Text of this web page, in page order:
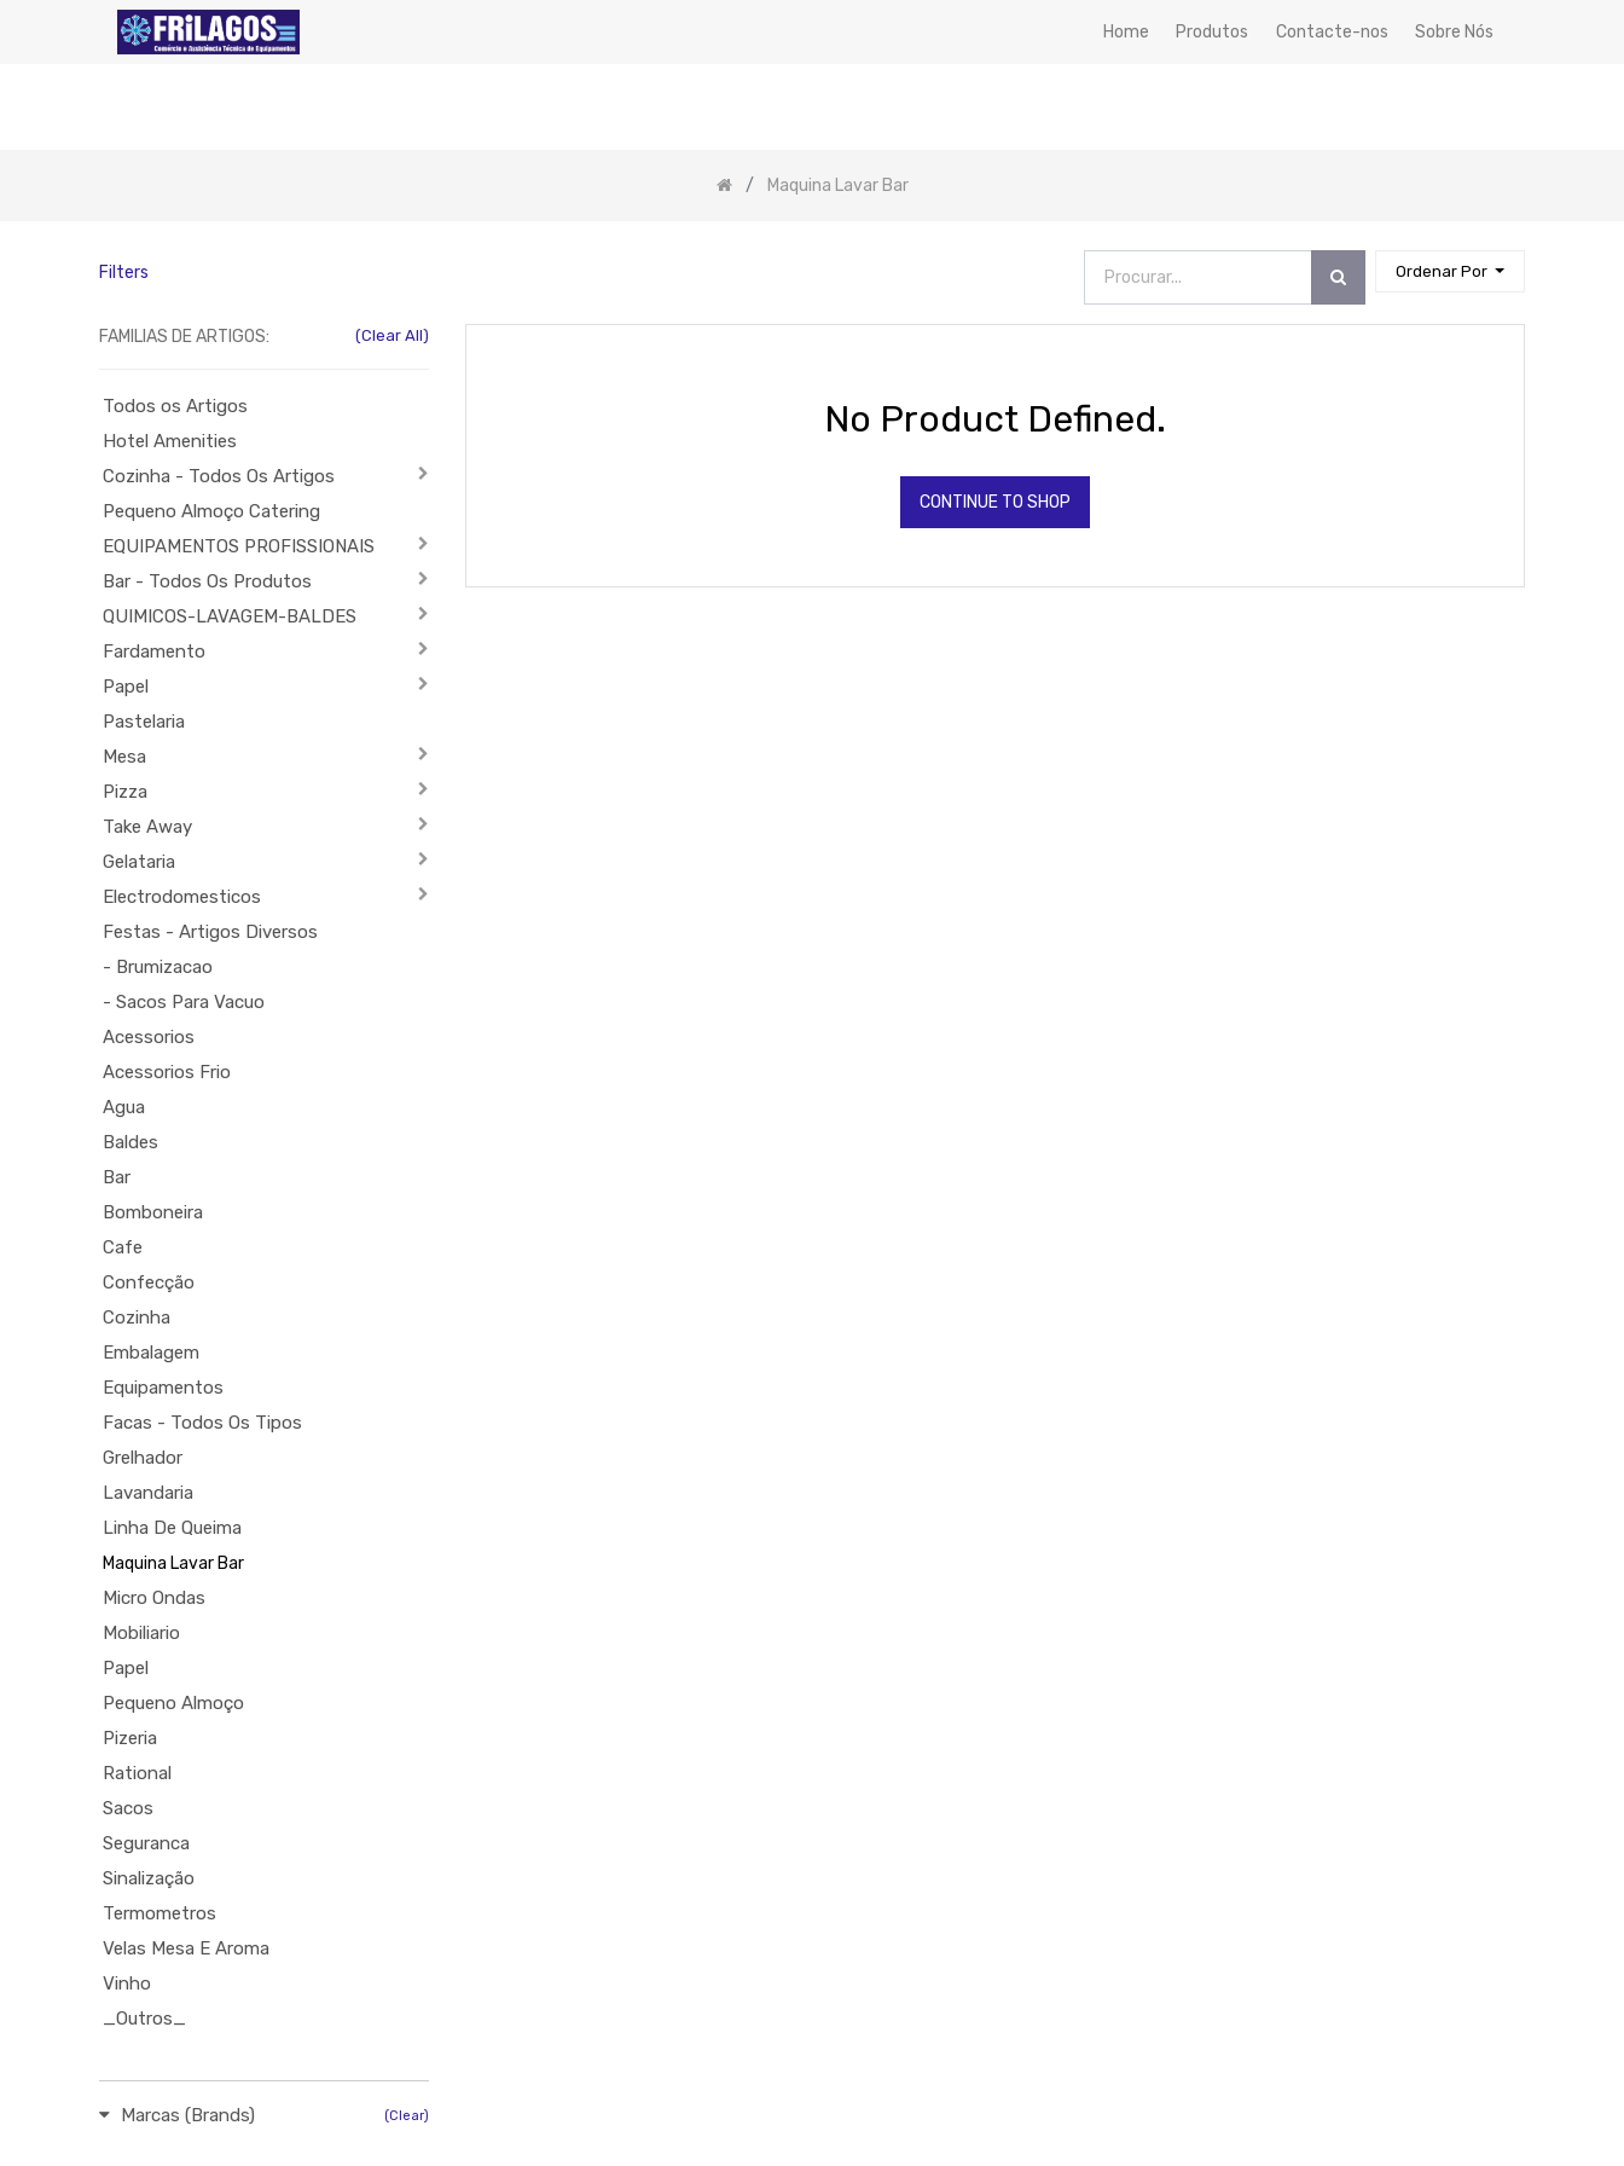
Home Produtos Contacte-nos Sobre Nós
Maquina Lavar Bar
Ordenar Por
Filters
FAMILIAS DE ARTIGOS: (Clear All)
Todos os Artigos
Hotel Amenities
Cozinha - Todos Os Artigos
Pequeno Almoço Catering
EQUIPAMENTOS PROFISSIONAIS
Bar - Todos Os Produtos
QUIMICOS-LAVAGEM-BALDES
Fardamento
Papel
Pastelaria
Mesa
Pizza
Take Away
Gelataria
Electrodomesticos
Festas - Artigos Diversos
- Brumizacao
- Sacos Para Vacuo
Acessorios
Acessorios Frio
Agua
Baldes
Bar
Bomboneira
Cafe
Confecção
Cozinha
Embalagem
Equipamentos
Facas - Todos Os Tipos
Grelhador
Lavandaria
Linha De Queima
Maquina Lavar Bar
Micro Ondas
Mobiliario
Papel
Pequeno Almoço
Pizeria
Rational
Sacos
Seguranca
Sinalização
Termometros
Velas Mesa E Aroma
Vinho
_Outros_
Marcas (Brands) (Clear)
No Product Defined.
CONTINUE TO SHOP